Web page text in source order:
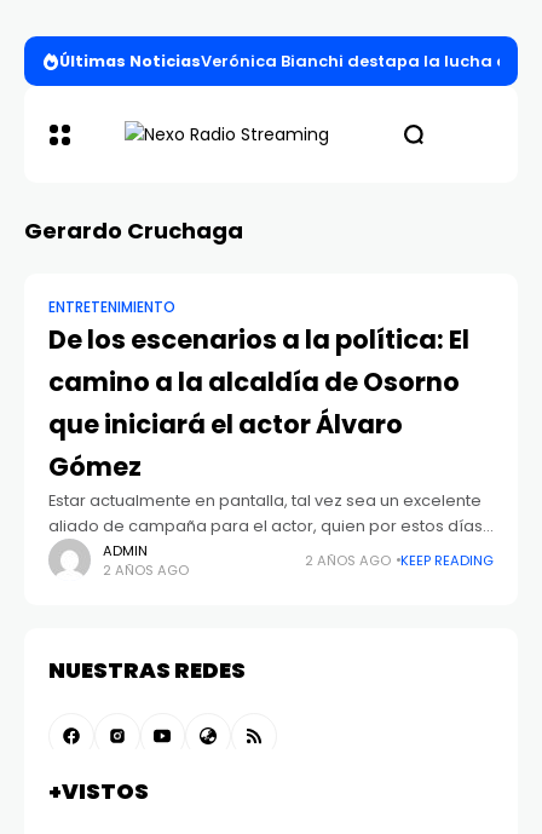
Últimas NoticiasVerónica Bianchi destapa la lucha
Gerardo Cruchaga
ENTRETENIMIENTO
De los escenarios a la política: El
camino a la alcaldía de Osorno
que iniciará el actor Álvaro
Gómez
Estar actualmente en pantalla, tal vez sea un excelente
aliado de campaña para el actor, quien por estos días
muestra la doble vida del doctor Gerardo Cruchaga en
la teleserie
ADMIN
2 AÑOS AGO
2 AÑOS AGO KEEP READING
NUESTRAS REDES
+VISTOS